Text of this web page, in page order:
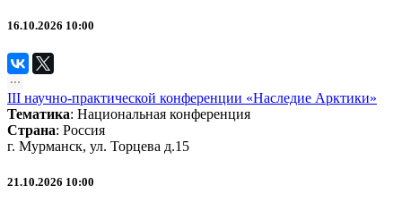
16.10.2026 10:00
III научно-практической конференции «Наследие Арктики»
Тематика: Национальная конференция
Страна: Россия
г. Мурманск, ул. Торцева д.15
21.10.2026 10:00